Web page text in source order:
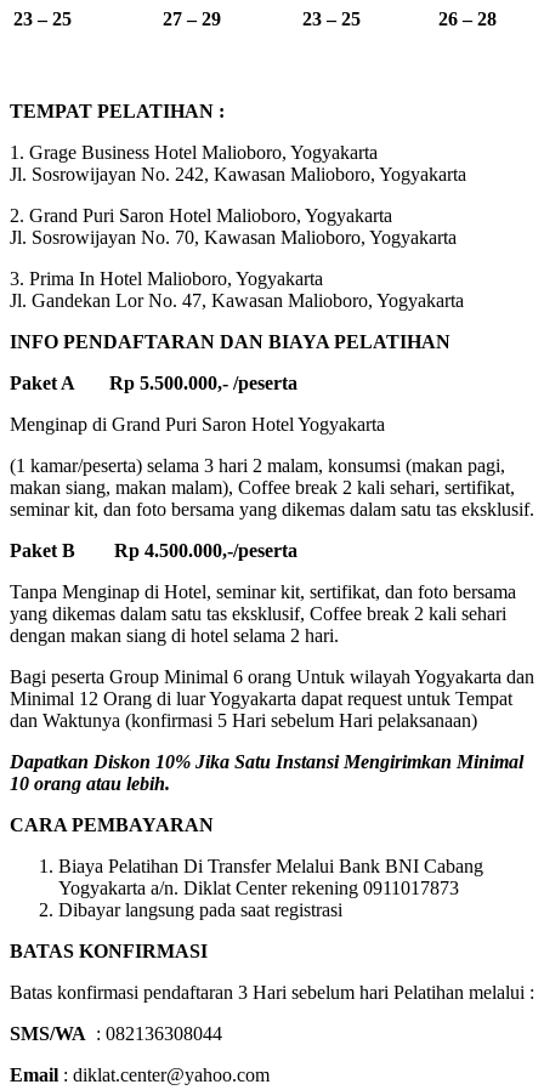
23 – 25
27 – 29 23 – 25 26 – 28
TEMPAT PELATIHAN :
1. Grage Business Hotel Malioboro, Yogyakarta
Jl. Sosrowijayan No. 242, Kawasan Malioboro, Yogyakarta
2. Grand Puri Saron Hotel Malioboro, Yogyakarta
Jl. Sosrowijayan No. 70, Kawasan Malioboro, Yogyakarta
3. Prima In Hotel Malioboro, Yogyakarta
Jl. Gandekan Lor No. 47, Kawasan Malioboro, Yogyakarta
INFO PENDAFTARAN DAN BIAYA PELATIHAN
Paket A Rp 5.500.000,- /peserta
Menginap di Grand Puri Saron Hotel Yogyakarta
(1 kamar/peserta) selama 3 hari 2 malam, konsumsi (makan pagi,
makan siang, makan malam), Coffee break 2 kali sehari, sertifikat,
seminar kit, dan foto bersama yang dikemas dalam satu tas eksklusif.
Paket B Rp 4.500.000,-/peserta
Tanpa Menginap di Hotel, seminar kit, sertifikat, dan foto bersama
yang dikemas dalam satu tas eksklusif, Coffee break 2 kali sehari
dengan makan siang di hotel selama 2 hari.
Bagi peserta Group Minimal 6 orang Untuk wilayah Yogyakarta dan
Minimal 12 Orang di luar Yogyakarta dapat request untuk Tempat
dan Waktunya (konfirmasi 5 Hari sebelum Hari pelaksanaan)
Dapatkan Diskon 10% Jika Satu Instansi Mengirimkan Minimal
10 orang atau lebih.
CARA PEMBAYARAN
Biaya Pelatihan Di Transfer Melalui Bank BNI Cabang
Yogyakarta a/n. Diklat Center rekening 0911017873
Dibayar langsung pada saat registrasi
BATAS KONFIRMASI
Batas konfirmasi pendaftaran 3 Hari sebelum hari Pelatihan melalui :
SMS/WA : 082136308044
Email : diklat.center@yahoo.com